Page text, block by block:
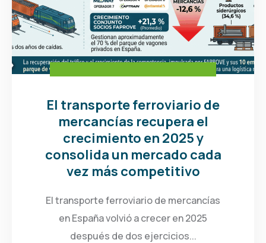
El transporte ferroviario de
mercancías recupera el
crecimiento en 2025 y
consolida un mercado cada
vez más competitivo
El transporte ferroviario de mercancías
en España volvió a crecer en 2025
después de dos ejercicios...